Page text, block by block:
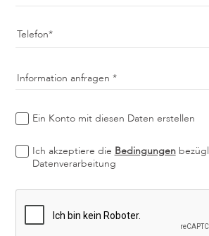
Telefon
Information anfragen
Ein Konto mit diesen Daten erstellen
Ich akzeptiere die Bedingungen
Datenverarbeitung